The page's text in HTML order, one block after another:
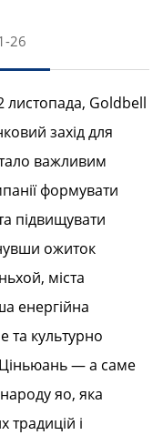
26
листопада, Goldbell
захід для
важливим
формувати
підвищувати
ожиток
міста
енергійна
культурно
Ціньюань — а саме
яо, яка
традицій і